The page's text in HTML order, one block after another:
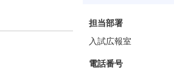
担当部署
入試広報室
電話番号